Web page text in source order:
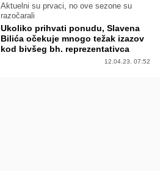
Aktuelni su prvaci, no ove sezone su
razočarali
Ukoliko prihvati ponudu, Slavena
Bilića očekuje mnogo težak izazov
kod bivšeg bh. reprezentativca
12.04.23. 07:52